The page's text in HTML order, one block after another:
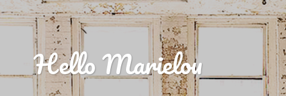
Hello Marielou